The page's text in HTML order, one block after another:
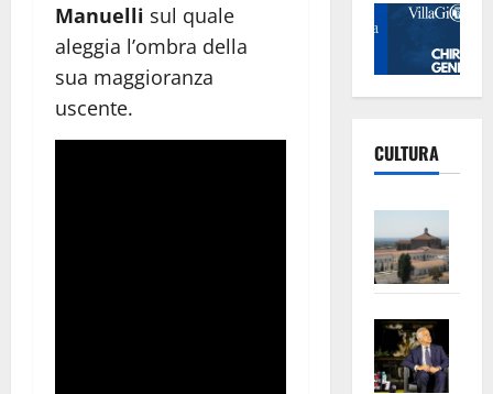
Manuelli sul quale
aleggia l’ombra della
sua maggioranza
uscente.
CULTURA